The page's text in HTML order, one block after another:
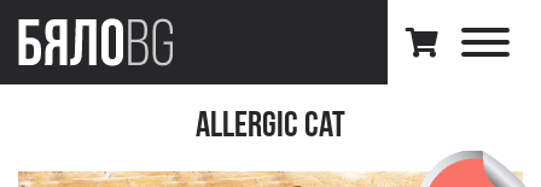
Allergic Cat